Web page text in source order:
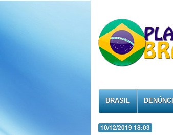
BRASIL
10/12/2019 18:03